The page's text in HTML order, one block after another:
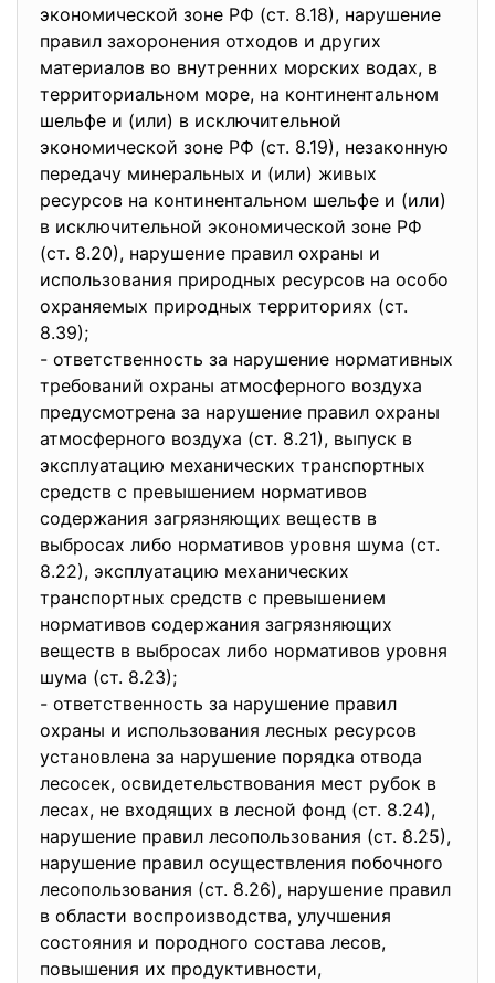
экономической зоне РФ (ст. 8.18), нарушение
правил захоронения отходов и других
материалов во внутренних морских водах, в
территориальном море, на континентальном
шельфе и (или) в исключительной
экономической зоне РФ (ст. 8.19), незаконную
передачу минеральных и (или) живых
ресурсов на континентальном шельфе и (или)
в исключительной экономической зоне РФ
(ст. 8.20), нарушение правил охраны и
использования природных ресурсов на особо
охраняемых природных территориях (ст.
8.39);
- ответственность за нарушение нормативных
требований охраны атмосферного воздуха
предусмотрена за нарушение правил охраны
атмосферного воздуха (ст. 8.21), выпуск в
эксплуатацию механических транспортных
средств с превышением нормативов
содержания загрязняющих веществ в
выбросах либо нормативов уровня шума (ст.
8.22), эксплуатацию механических
транспортных средств с превышением
нормативов содержания загрязняющих
веществ в выбросах либо нормативов уровня
шума (ст. 8.23);
- ответственность за нарушение правил
охраны и использования лесных ресурсов
установлена за нарушение порядка отвода
лесосек, освидетельствования мест рубок в
лесах, не входящих в лесной фонд (ст. 8.24),
нарушение правил лесопользования (ст. 8.25),
нарушение правил осуществления побочного
лесопользования (ст. 8.26), нарушение правил
в области воспроизводства, улучшения
состояния и породного состава лесов,
повышения их продуктивности,